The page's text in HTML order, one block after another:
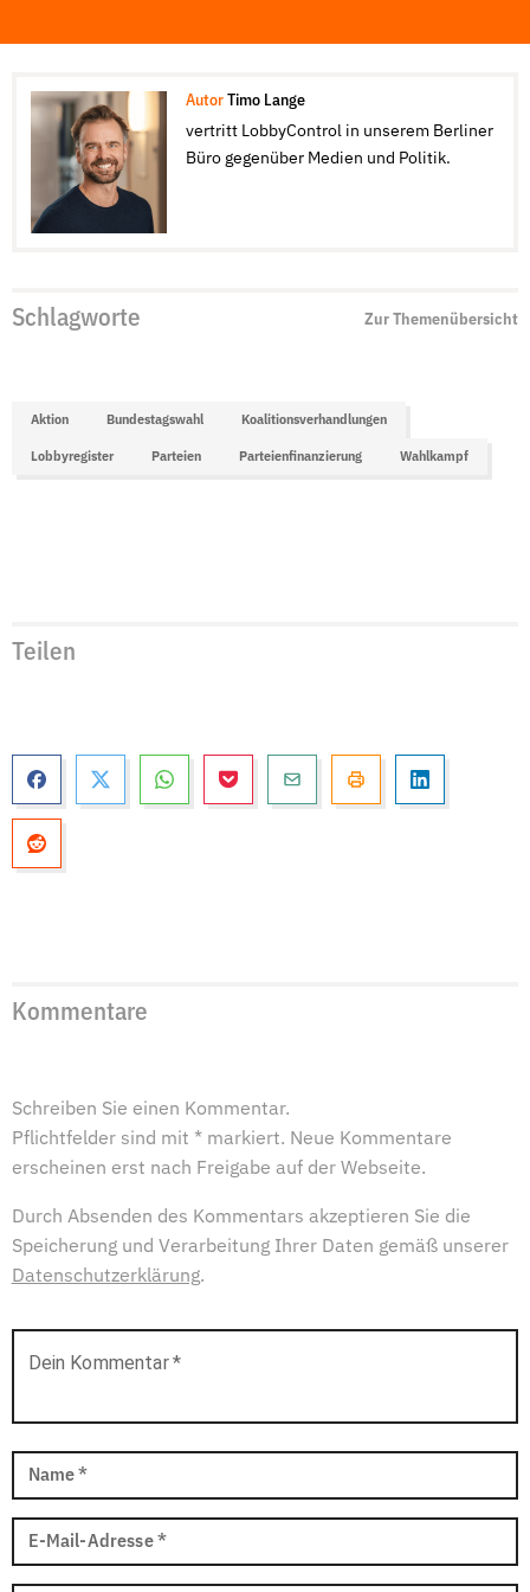
Autor Timo Lange
vertritt LobbyControl in unserem Berliner
Büro gegenüber Medien und Politik.
Schlagworte Zur Themenübersicht
Aktion Bundestagswahl Koalitionsverhandlungen
Lobbyregister Parteien Parteienfinanzierung Wahlkampf
Teilen
Kommentare
Schreiben Sie einen Kommentar.
Pflichtfelder sind mit * markiert. Neue Kommentare
erscheinen erst nach Freigabe auf der Webseite.
Durch Absenden des Kommentars akzeptieren Sie die
Speicherung und Verarbeitung Ihrer Daten gemäß unserer
Datenschutzerklärung.
Dein Kommentar*
Name *
E-Mail-Adresse *